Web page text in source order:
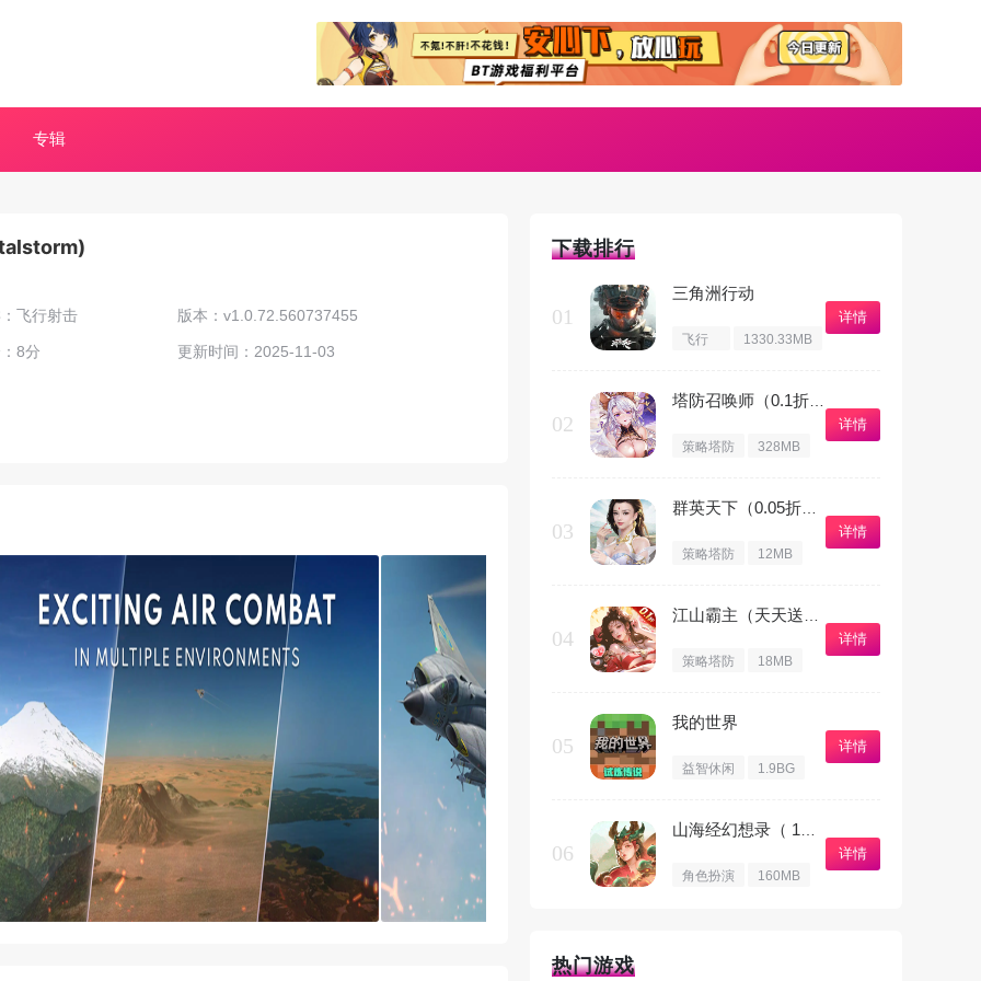
专辑
飞行射击 版本：v1.0.72.560737455
8分 更新时间：2025-11-03
下载排行
01
三角洲行动
飞行
1330.33MB
详情
02
策略塔防 328MB
详情
03
策略塔防 12MB
详情
04
策略塔防 18MB
详情
05
我的世界
益智休闲 1.9BG
详情
06
角色扮演 160MB
详情
热门游戏